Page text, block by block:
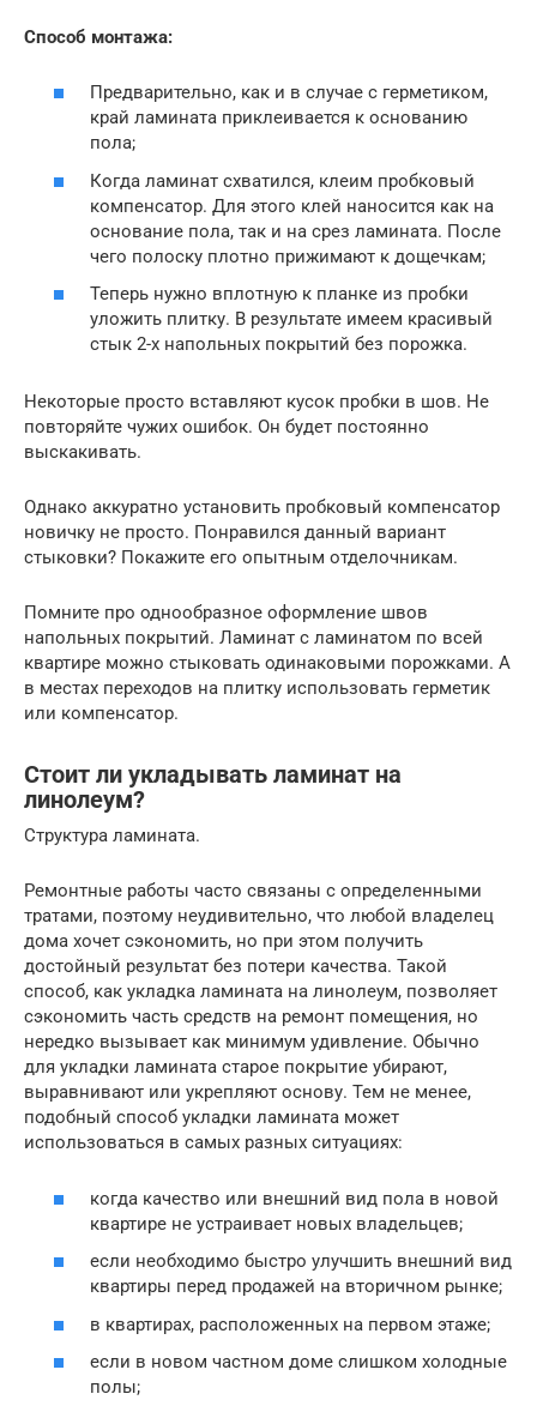
Способ монтажа:
Предварительно, как и в случае с герметиком,
край ламината приклеивается к основанию
пола;
Когда ламинат схватился, клеим пробковый
компенсатор. Для этого клей наносится как на
основание пола, так и на срез ламината. После
чего полоску плотно прижимают к дощечкам;
Теперь нужно вплотную к планке из пробки
уложить плитку. В результате имеем красивый
стык 2-х напольных покрытий без порожка.
Некоторые просто вставляют кусок пробки в шов. Не
повторяйте чужих ошибок. Он будет постоянно
выскакивать.
Однако аккуратно установить пробковый компенсатор
новичку не просто. Понравился данный вариант
стыковки? Покажите его опытным отделочникам.
Помните про однообразное оформление швов
напольных покрытий. Ламинат с ламинатом по всей
квартире можно стыковать одинаковыми порожками. А
в местах переходов на плитку использовать герметик
или компенсатор.
Стоит ли укладывать ламинат на
линолеум?
Структура ламината.
Ремонтные работы часто связаны с определенными
тратами, поэтому неудивительно, что любой владелец
дома хочет сэкономить, но при этом получить
достойный результат без потери качества. Такой
способ, как укладка ламината на линолеум, позволяет
сэкономить часть средств на ремонт помещения, но
нередко вызывает как минимум удивление. Обычно
для укладки ламината старое покрытие убирают,
выравнивают или укрепляют основу. Тем не менее,
подобный способ укладки ламината может
использоваться в самых разных ситуациях:
когда качество или внешний вид пола в новой
квартире не устраивает новых владельцев;
если необходимо быстро улучшить внешний вид
квартиры перед продажей на вторичном рынке;
в квартирах, расположенных на первом этаже;
если в новом частном доме слишком холодные
полы;